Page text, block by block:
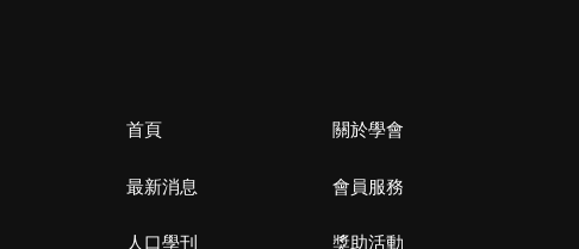
首頁 關於學會
最新消息 會員服務
人口學刊 獎助活動